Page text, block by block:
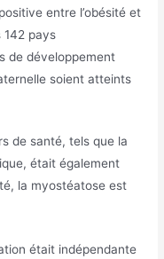
entre l’obésité et
142 pays
de développement
soient atteints
de santé, tels que la
était également
la myostéatose est
était indépendante